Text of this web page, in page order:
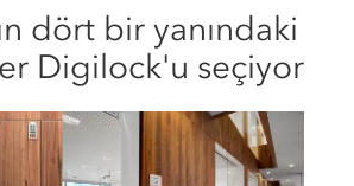
dört bir yanındaki
Digilock'u seçiyor